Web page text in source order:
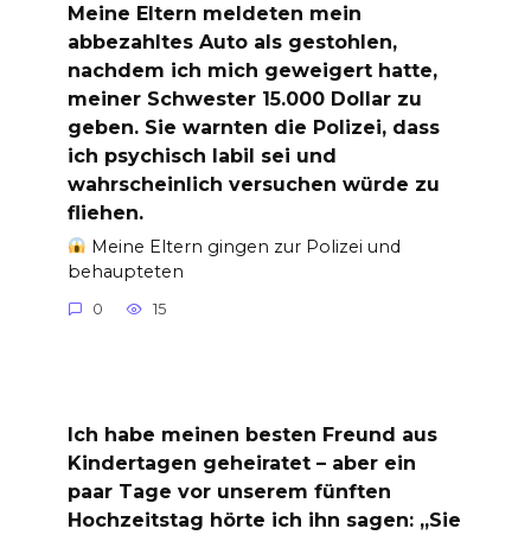
Meine Eltern meldeten mein
abbezahltes Auto als gestohlen,
nachdem ich mich geweigert hatte,
meiner Schwester 15.000 Dollar zu
geben. Sie warnten die Polizei, dass
ich psychisch labil sei und
wahrscheinlich versuchen würde zu
fliehen.
Meine Eltern gingen zur Polizei und
behaupteten
0 15
Ich habe meinen besten Freund aus
Kindertagen geheiratet – aber ein
paar Tage vor unserem fünften
Hochzeitstag hörte ich ihn sagen: „Sie